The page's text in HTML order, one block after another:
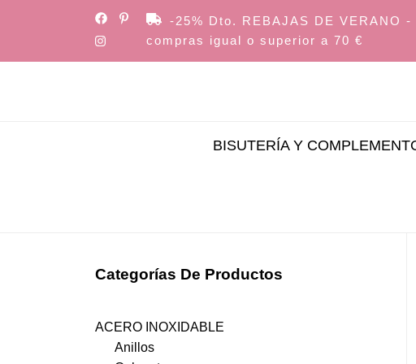
-25% Dto. REBAJAS DE VERANO
compras igual o superior a 70 €
BISUTERÍA Y
Categorías De Productos
ACERO INOXIDABLE
Anillos